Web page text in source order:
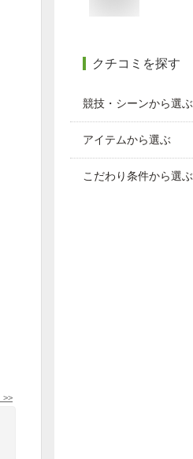
>>
クチコミを探す
競技・シーンから選ぶ
アイテムから選ぶ
こだわり条件から選ぶ